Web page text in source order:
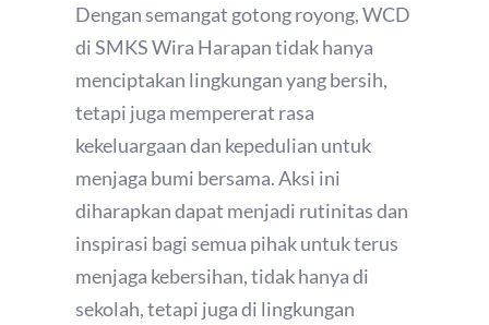
Dengan semangat gotong royong, WCD
di SMKS Wira Harapan tidak hanya
menciptakan lingkungan yang bersih,
tetapi juga mempererat rasa
kekeluargaan dan kepedulian untuk
menjaga bumi bersama. Aksi ini
diharapkan dapat menjadi rutinitas dan
inspirasi bagi semua pihak untuk terus
menjaga kebersihan, tidak hanya di
sekolah, tetapi juga di lingkungan